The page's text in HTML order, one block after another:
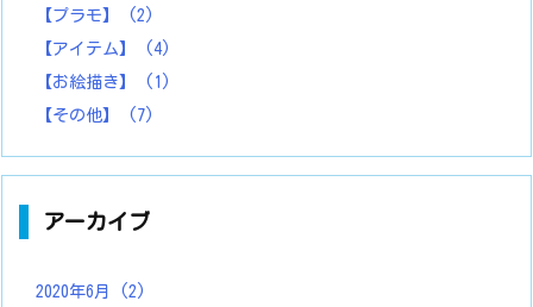
【プラモ】
(2)
【アイテム】
(4)
【お絵描き】
(1)
【その他】
(7)
アーカイブ
2020年6月
(2)